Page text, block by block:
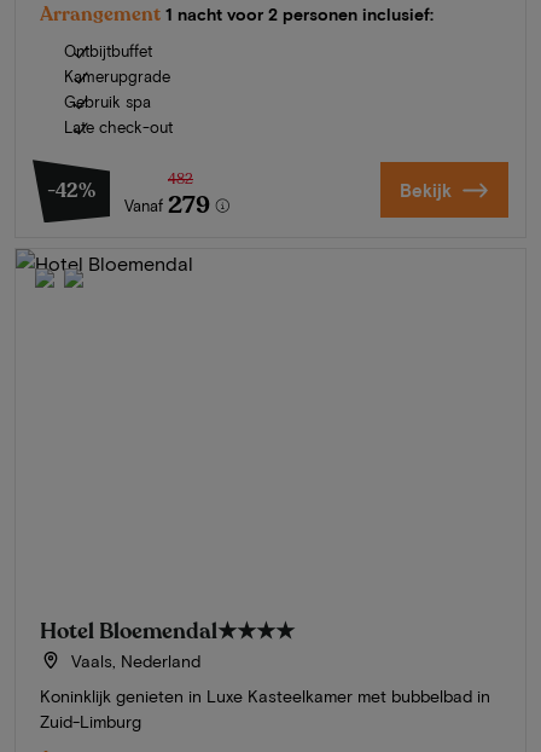
Arrangement 1 nacht voor 2 personen inclusief:
Ontbijtbuffet
Kamerupgrade
Gebruik spa
Late check-out
-42%
Vanaf
482
279 Bekijk
Hotel Bloemendal★★★★
Vaals, Nederland
Koninklijk genieten in Luxe Kasteelkamer met bubbelbad in
Zuid-Limburg